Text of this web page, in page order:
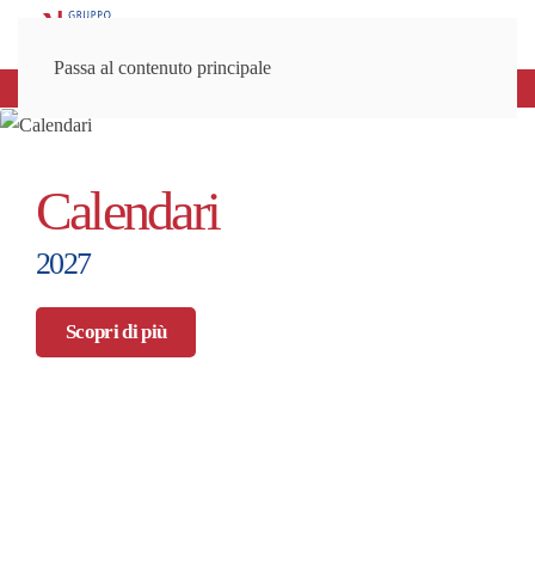
Passa al contenuto principale
Calendari
2027
Scopri di più